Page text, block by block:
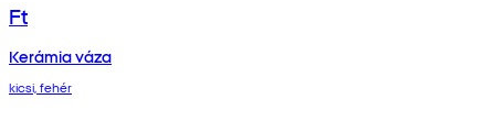
Ft
Kerámia váza
kicsi, fehér